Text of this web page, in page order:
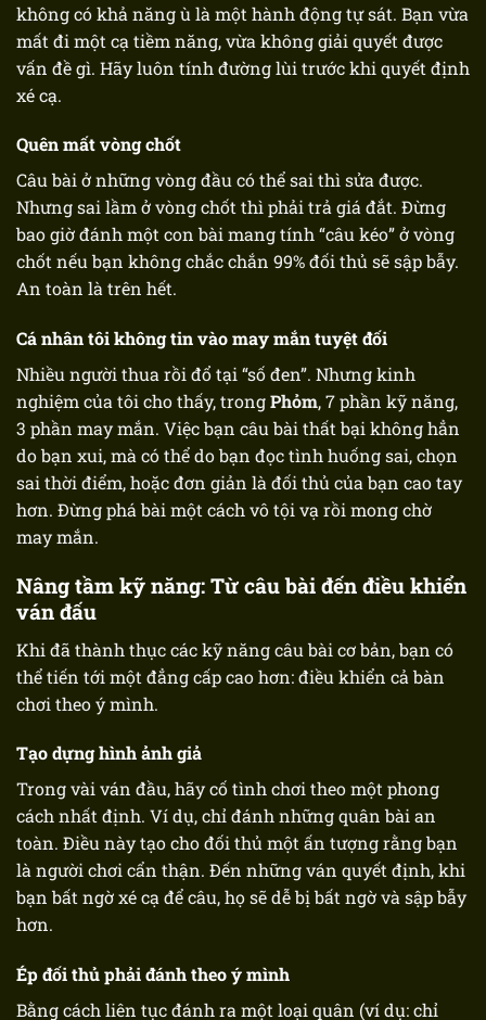
không có khả năng ù là một hành động tự sát. Bạn vừa
mất đi một cạ tiềm năng, vừa không giải quyết được
vấn đề gì. Hãy luôn tính đường lùi trước khi quyết định
xé cạ.
Quên mất vòng chốt
Câu bài ở những vòng đầu có thể sai thì sửa được.
Nhưng sai lầm ở vòng chốt thì phải trả giá đắt. Đừng
bao giờ đánh một con bài mang tính “câu kéo” ở vòng
chốt nếu bạn không chắc chắn 99% đối thủ sẽ sập bẫy.
An toàn là trên hết.
Cá nhân tôi không tin vào may mắn tuyệt đối
Nhiều người thua rồi đổ tại “số đen”. Nhưng kinh
nghiệm của tôi cho thấy, trongPhỏm, 7 phần kỹ năng,
3 phần may mắn. Việc bạn câu bài thất bại không hẳn
do bạn xui, mà có thể do bạn đọc tình huống sai, chọn
sai thời điểm, hoặc đơn giản là đối thủ của bạn cao tay
hơn. Đừng phá bài một cách vô tội vạ rồi mong chờ
may mắn.
Nâng tầm kỹ năng: Từ câu bài đến điều khiển
ván đấu
Khi đã thành thục các kỹ năng câu bài cơ bản, bạn có
thể tiến tới một đẳng cấp cao hơn: điều khiển cả bàn
chơi theo ý mình.
Tạo dựng hình ảnh giả
Trong vài ván đầu, hãy cố tình chơi theo một phong
cách nhất định. Ví dụ, chỉ đánh những quân bài an
toàn. Điều này tạo cho đối thủ một ấn tượng rằng bạn
là người chơi cẩn thận. Đến những ván quyết định, khi
bạn bất ngờ xé cạ để câu, họ sẽ dễ bị bất ngờ và sập bẫy
hơn.
Ép đối thủ phải đánh theo ý mình
Bằng cách liên tục đánh ra một loại quân (ví dụ: chỉ